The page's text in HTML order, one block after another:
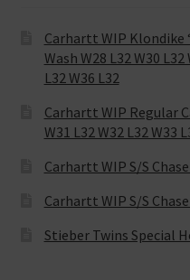
Carhartt WIP Klondike
Wash W28 L32 W30 L32
L32 W36 L32
Carhartt WIP Regular
W31 L32 W32 L32 W33
Carhartt WIP S/S
Carhartt WIP S/S
Stieber Twins Special